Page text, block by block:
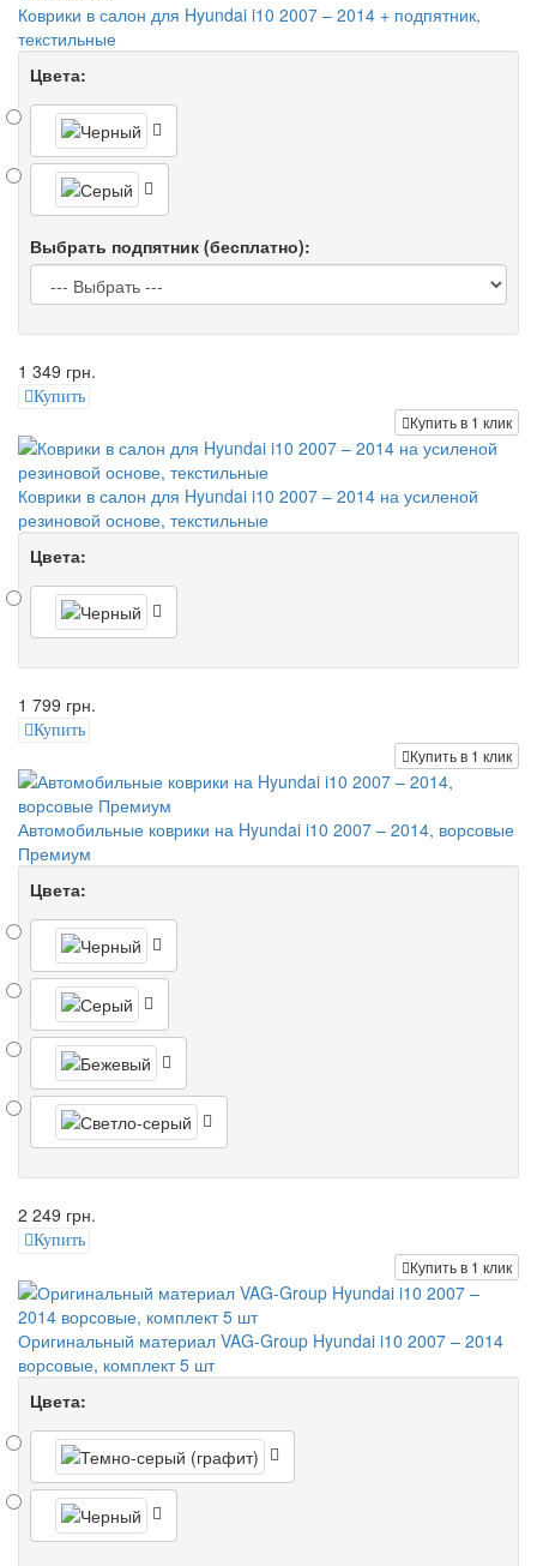
Коврики в салон для Hyundai i10 2007 – 2014 + подпятник,
текстильные
Цвета:
Выбрать подпятник (бесплатно):
1 349 грн.
Купить
Купить в 1 клик
Коврики в салон для Hyundai i10 2007 – 2014 на усиленой
резиновой основе, текстильные
Цвета:
1 799 грн.
Купить
Купить в 1 клик
Автомобильные коврики на Hyundai i10 2007 – 2014, ворсовые
Премиум
Цвета:
2 249 грн.
Купить
Купить в 1 клик
Оригинальный материал VAG-Group Hyundai i10 2007 – 2014
ворсовые, комплект 5 шт
Цвета: